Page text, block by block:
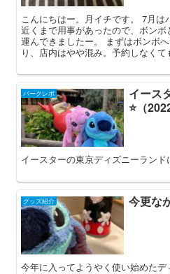
こんにちはー。月イチです。 7月は
近くまで用事があったので、ボン
運んできましたー。 まずはボンボ
り、店内はやや混み。予約しなくて
パークレポ
イース
⭐️（
イースターの東京ディズニーランド
グッズ紹介 今更な
今年に入ってようやく使い始めた